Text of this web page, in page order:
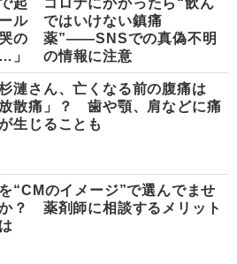
ル
の
」
ではいけない鎮痛
薬”――SNSでの真偽不明
の情報に注意
漣さん、亡くなる前の腹痛は
放散痛」？ 歯や顎、肩などに痛
生じることも
“CMのイメージ”で選んでませ
？ 薬剤師に相談するメリット